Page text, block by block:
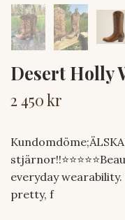
Desert Holly
2 450 kr
everyday
pretty, f